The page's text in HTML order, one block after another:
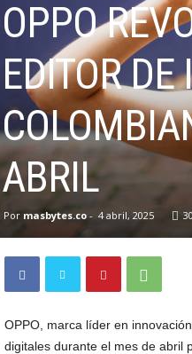
OPPO
EDITOR
ABRIL
Por masbytes.co- 4 abril, 2025
OPPO, marca líder en
digitales durante el mes de abril